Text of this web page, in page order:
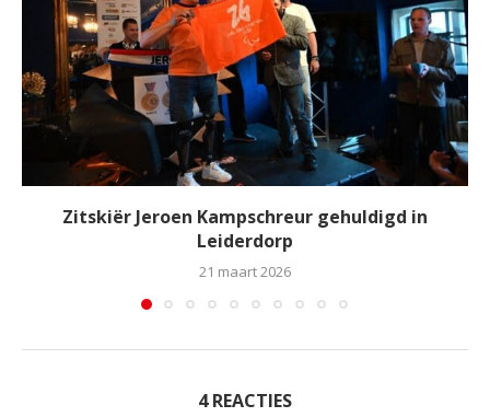
Zitskiër Jeroen Kampschreur gehuldigd in
Leiderdorp
21 maart 2026
4 REACTIES